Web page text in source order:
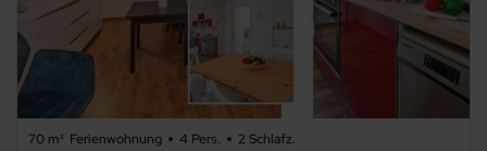
70 m² Ferienwohnung 4 Pers. 2 Schlafz.